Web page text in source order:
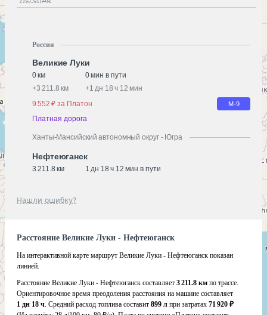
Россия
Великие Луки
0 км
0 мин в пути
+3 211.8 км +1 дн 18 ч 12 мин
9 552 ₽ за Платон
М-9
Платная дорога
Ханты-Мансийский автономный округ - Югра
Нефтеюганск
3 211.8 км 1 дн 18 ч 12 мин в пути
Нашли ошибку?
Расстояние Великие Луки - Нефтеюганск
На интерактивной карте маршрут Великие Луки - Нефтеюганск показан
линией.
Расстояние Великие Луки - Нефтеюганск составляет 3 211.8 км по трассе.
Ориентировочное время преодоления расстояния на машине составляет
1 дн 18 ч. Средний расход топлива составит 899 л при затратах 71 920 ₽